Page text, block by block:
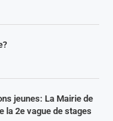
jeunes: La Mairie de
la 2e vague de stages